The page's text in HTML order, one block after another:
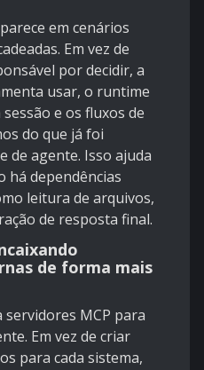
em cenários
Em vez de
por decidir, a
usar, o runtime
e os fluxos de
do que já foi
de agente. Isso ajuda
há dependências
leitura de arquivos,
de resposta final.
de forma mais
servidores MCP para
Em vez de criar
para cada sistema,